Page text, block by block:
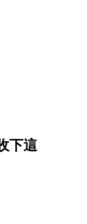
下這